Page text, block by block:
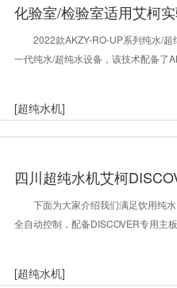
化验室/检验室适用艾柯
2022款AKZY-RO-UP系列纯水/
一代纯水/超纯水设备，该技术配备了
[超纯水机]
四川超纯水机艾柯
下面为大家介绍我们满足饮用纯
全自动控制，配备DISCOVER专用主
[超纯水机]